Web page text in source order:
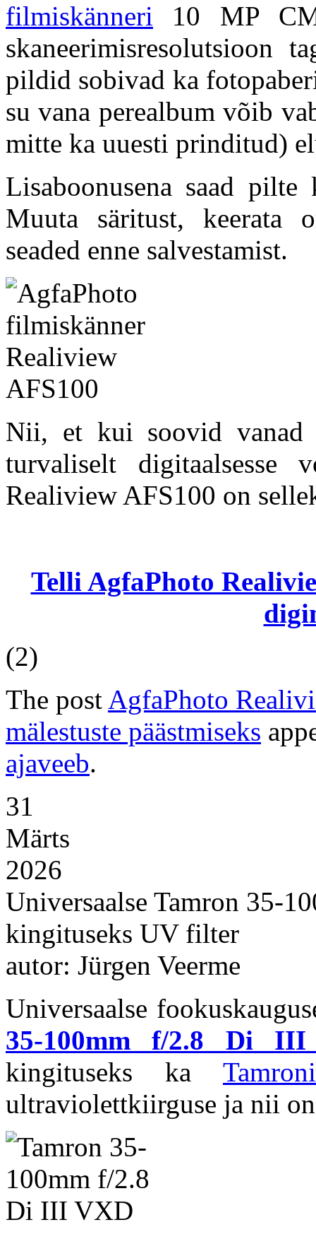
filmiskänneri 10 MP
skaneerimisresolutsioon
pildid sobivad ka
su vana perealbum võib
mitte ka uuesti prinditud)
Lisaboonusena saad pilte
Muuta säritust, keerata
seaded enne salvestamist.
Nii, et kui soovid vanad
turvaliselt digitaalsesse
Realiview AFS100 on
Telli AgfaPhoto
(2)
The post AgfaPhoto
mälestuste päästmiseks
ajaveeb.
31
Märts
2026
Universaalse Tamron 35-
kingituseks UV filter
autor: Jürgen Veerme
Universaalse
35-100mm f/2.8 Di
kingituseks ka
ultraviolettkiirguse ja nii